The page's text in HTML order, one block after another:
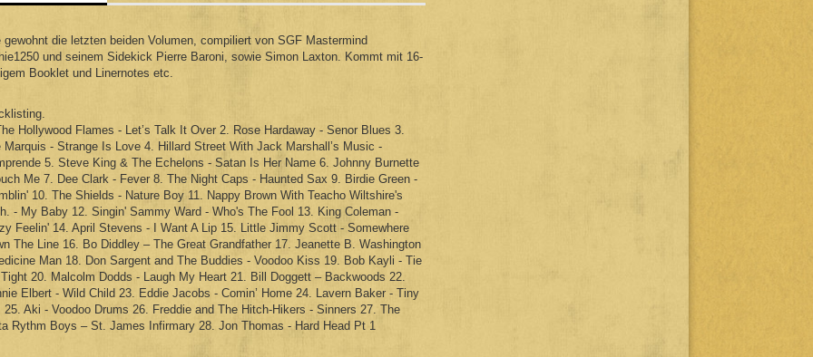
gewohnt die letzten beiden Volumen, compiliert von SGF Mastermind
und seinem Sidekick Pierre Baroni, sowie Simon Laxton. Kommt mit 16-
Booklet und Linernotes etc.
Hollywood Flames - Let’s Talk It Over 2. Rose Hardaway - Senor Blues 3.
Marquis - Strange Is Love 4. Hillard Street With Jack Marshall’s Music -
5. Steve King & The Echelons - Satan Is Her Name 6. Johnny Burnette
Me 7. Dee Clark - Fever 8. The Night Caps - Haunted Sax 9. Birdie Green -
10. The Shields - Nature Boy 11. Nappy Brown With Teacho Wiltshire's
- My Baby 12. Singin' Sammy Ward - Who's The Fool 13. King Coleman -
Feelin' 14. April Stevens - I Want A Lip 15. Little Jimmy Scott - Somewhere
The Line 16. Bo Diddley – The Great Grandfather 17. Jeanette B. Washington
Man 18. Don Sargent and The Buddies - Voodoo Kiss 19. Bob Kayli - Tie
20. Malcolm Dodds - Laugh My Heart 21. Bill Doggett – Backwoods 22.
Elbert - Wild Child 23. Eddie Jacobs - Comin’ Home 24. Lavern Baker - Tiny
25. Aki - Voodoo Drums 26. Freddie and The Hitch-Hikers - Sinners 27. The
Rythm Boys – St. James Infirmary 28. Jon Thomas - Hard Head Pt 1